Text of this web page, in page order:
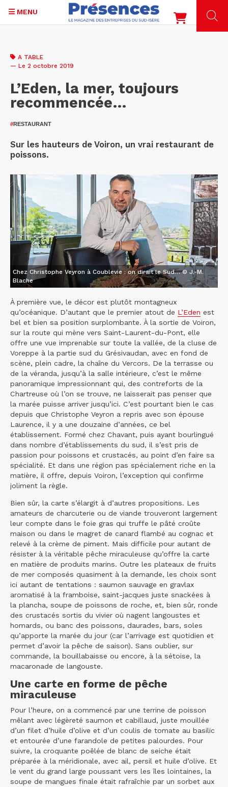
contenu
MENU
A TABLE
— Le 2 octobre 2019
L’Eden, la mer, toujours
recommencée…
#RESTAURANT
Sur les hauteurs de Voiron, un vrai restaurant de
poissons.
Chez Christophe Veyron à Coublevie : on dirait le Sud… © J.-M.
Blache
À première vue, le décor est plutôt montagneux
qu’océanique. D’autant que le premier atout de L’Eden est
bel et bien sa position surplombante. À la sortie de Voiron,
sur la route qui mène vers Saint-Laurent-du-Pont, elle
offre une vue imprenable sur toute la vallée, de la cluse de
Voreppe à la partie sud du Grésivaudan, avec en fond de
scène, plein cadre, la chaîne du Vercors. De la terrasse ou
de la véranda, jusqu’à la salle intérieure, c’est le même
panoramique impressionnant qui, des contreforts de la
Chartreuse où l’on se trouve, ne laisserait pas penser que
la marée puisse arriver jusqu’ici. C’est pourtant bien le cas
depuis que Christophe Veyron a repris avec son épouse
Laurence, il y a une douzaine d’années, ce bel
établissement. Formé chez Chavant, puis ayant bourlingué
dans nombre d’établissements du sud, il s’est pris de
passion pour poissons et crustacés, au point d’en faire sa
spécialité. Et dans une région pas spécialement riche en la
matière, il offre, depuis Voiron, l’exception qui confirme
joliment la règle.
Bien sûr, la carte s’élargit à d’autres propositions. Les
amateurs de charcuterie ou de viande trouveront largement
leur compte dans le foie gras qui truffe le pâté croûte
maison ou dans le magret de canard flambé au cognac et
relevé à la crème de piment. Mais difficile pour autant de
résister à la véritable pêche miraculeuse qu’offre la carte
en matière de produits marins. Outre les plateaux de fruits
de mer composés quasiment à la demande, les choix sont
ici autant de tentations : saumon sauvage en gravlax
aromatisé à la framboise, saint-jacques juste snackées à
la plancha, soupe de poissons de roche, et, bien sûr, ronde
des crustacés sortis du vivier où nagent langoustes et
homards, ou banc des poissons, daurades, bars, soles
qu’apporte la marée du jour (car l’arrivage est quotidien et
permet d’avoir la pêche de saison). Sans oublier, sur
commande, la bouillabaisse ou encore, à la sétoise, la
macaronade de langouste.
Une carte en forme de pêche
miraculeuse
Pour l’heure, on a commencé par une terrine de poisson
mêlant avec légèreté saumon et cabillaud, juste mouillée
d’un filet d’huile d’olive et d’un coulis de tomate au basilic
et entourée d’une farandole de petites palourdes. Pour
suivre, la croquante poêlée de blanc de seiche était
préparée à la méridionale, avec ail, persil et huile d’olive. Et
le vent du grand large poussant vers les îles lointaines, la
soupe de mangues finale était rafraîchie par un sorbet aux